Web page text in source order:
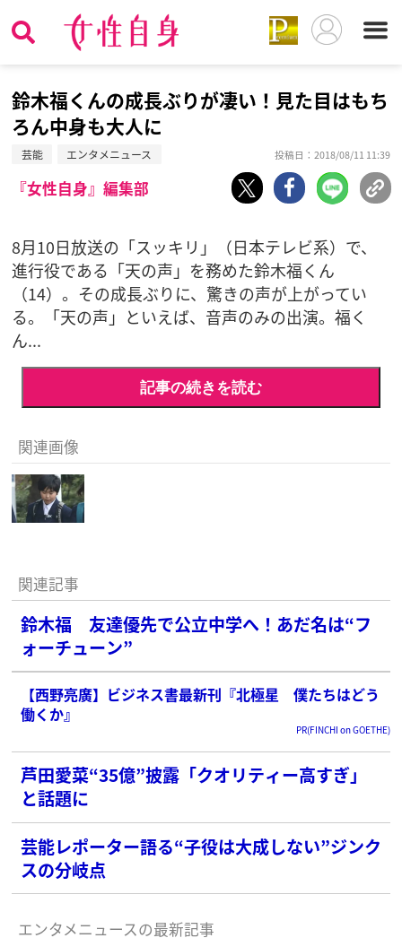
鈴木福くんの成長ぶりが凄い！見た目はもち
ろん中身も大人に
芸能 エンタメニュース 投稿日：2018/08/11 11:39
『女性自身』編集部
8月10日放送の「スッキリ」（日本テレビ系）で、
進行役である「天の声」を務めた鈴木福くん
（14）。その成長ぶりに、驚きの声が上がってい
る。「天の声」といえば、音声のみの出演。福く
ん...
記事の続きを読む
関連画像
関連記事
鈴木福 友達優先で公立中学へ！あだ名は“フ
ォーチューン”
【西野亮廣】ビジネス書最新刊『北極星 僕たちはどう
働くか』
PR(FINCHI on GOETHE)
芦田愛菜“35億”披露「クオリティー高すぎ」
と話題に
芸能レポーター語る“子役は大成しない”ジンク
スの分岐点
エンタメニュースの最新記事